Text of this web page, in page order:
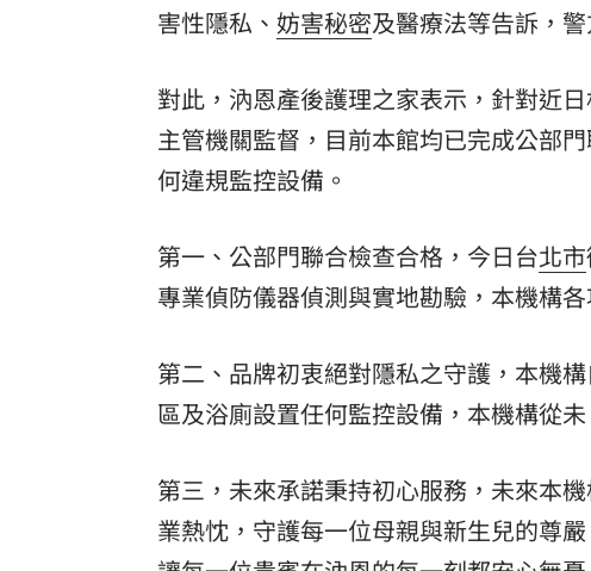
害性隱私、 妨害秘密及醫療法等告訴，
對此，汭恩產後護理之家表示，針對近
主管機關監督，目前本館均已完成公部
何違規監控設備。
第一、公部門聯合檢查合格，今日台北市
專業偵防儀器偵測與實地勘驗，本機構
第二、品牌初衷絕對隱私之守護，本機
區及浴廁設置任何監控設備，本機構從
第三，未來承諾秉持初心服務，未來本
業熱忱，守護每一位母親與新生兒的尊